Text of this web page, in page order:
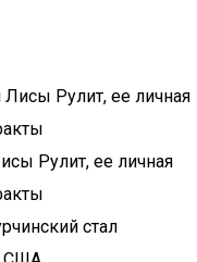
Рулит, ее личная